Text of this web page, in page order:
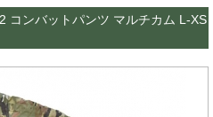
コンバットパンツ マルチカム L-XS